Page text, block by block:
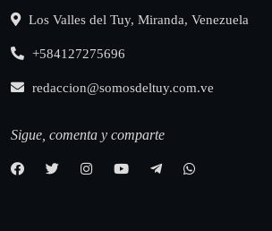
Los Valles del Tuy, Miranda, Venezuela
+584127275696
redaccion@somosdeltuy.com.ve
Sigue, comenta y comparte